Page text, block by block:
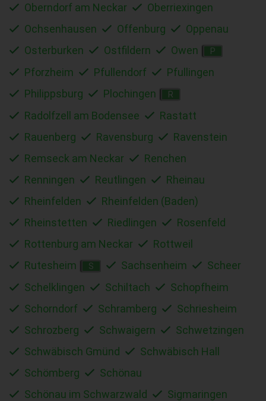
Oberndorf am Neckar
Oberriexingen
Ochsenhausen
Offenburg
Oppenau
Osterburken
Ostfildern Owen P
Pforzheim Pfullendorf
Pfullingen
Philippsburg
Plochingen R
Radolfzell am Bodensee
Rastatt
Rauenberg
Ravensburg
Ravenstein
Remseck am Neckar
Renchen
Renningen
Reutlingen
Rheinau
Rheinfelden
Rheinfelden (Baden)
Rheinstetten
Riedlingen
Rosenfeld
Rottenburg am Neckar
Rottweil
Rutesheim
S Sachsenheim
Scheer
Schelklingen
Schiltach
Schopfheim
Schorndorf
Schramberg
Schriesheim
Schrozberg
Schwaigern
Schwetzingen
Schwäbisch Gmünd
Schwäbisch Hall
Schömberg
Schönau
Schönau im Schwarzwald
Sigmaringen